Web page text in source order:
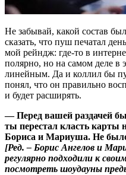
Не забывай, какой состав
сказать, что пуш печатал
мой рейндж: где-то в
полярно, но на самом деле в
линейным. Да и коллил бы
понял, что он правильно
и будет расширять.
— Перед вашей раздачей
ты перестал класть карты
Бориса и Мариуша. Не
[Ред. – Борис Ангелов и
регулярно подходили к
посмотреть шоудауны